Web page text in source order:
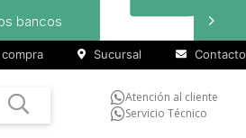
Sucursal Contacto
Atención al cliente
Servicio Técnico